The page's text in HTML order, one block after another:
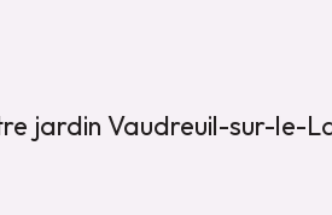
jardin Vaudreuil-sur-le-